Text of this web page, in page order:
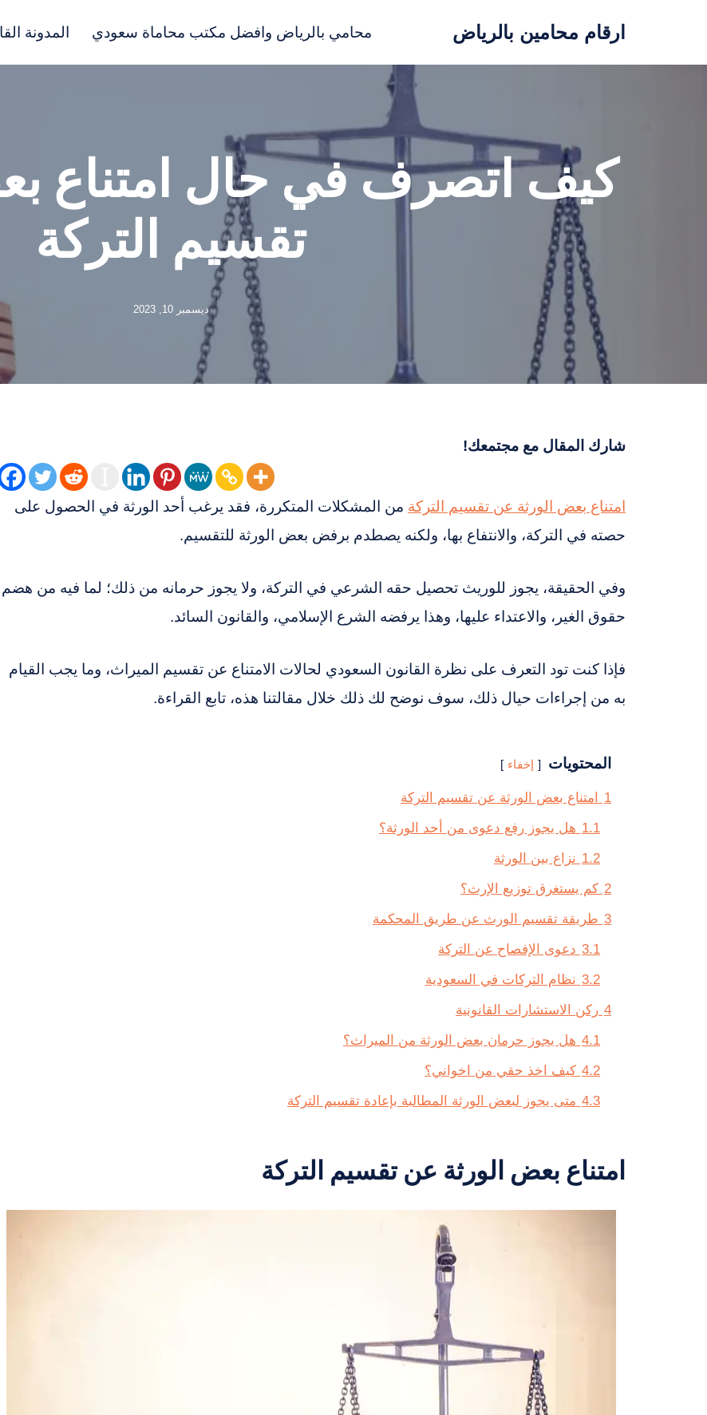
ارقام محامين بالرياض محامي بالرياض وافضل مكتب محاماة سعودي المدونة
كيف اتصرف في حال امتناع
تقسيم التركة
ديسمبر 10, 2023
شارك المقال مع مجتمعك!
امتناع بعض الورثة عن تقسيم التركة من المشكلات المتكررة، فقد يرغب أحد الورثة في الحصول على
حصته في التركة، والانتفاع بها، ولكنه يصطدم برفض بعض الورثة للتقسيم.
وفي الحقيقة، يجوز للوريث تحصيل حقه الشرعي في التركة، ولا يجوز حرمانه من ذلك؛ لما فيه من هضم
حقوق الغير، والاعتداء عليها، وهذا يرفضه الشرع الإسلامي، والقانون السائد.
فإذا كنت تود التعرف على نظرة القانون السعودي لحالات الامتناع عن تقسيم الميراث، وما يجب القيام
به من إجراءات حيال ذلك، سوف نوضح لك ذلك خلال مقالتنا هذه، تابع القراءة.
المحتويات إخفاء
1
امتناع بعض الورثة عن تقسيم التركة
1.1 هل يجوز رفع دعوى من أحد الورثة؟
1.2 نزاع بين الورثة
2 كم يستغرق توزيع الإرث؟
3 طريقة تقسيم الورث عن طريق المحكمة
3.1 دعوى الإفصاح عن التركة
3.2 نظام التركات في السعودية
4 ركن الاستشارات القانونية
4.1 هل يجوز حرمان بعض الورثة من الميراث؟
4.2 كيف اخذ حقي من اخواني؟
4.3 متى يجوز لبعض الورثة المطالبة بإعادة تقسيم التركة
امتناع بعض الورثة عن تقسيم التركة